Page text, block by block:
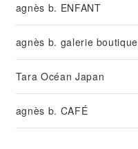
agnès b. ENFANT
agnès b. galerie boutique
Tara Océan Japan
agnès b. CAFÉ